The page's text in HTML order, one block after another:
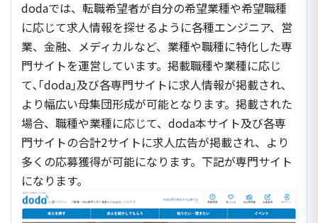
dodaでは、転職希望者が自分の希望業種や希望職種
に応じて求人情報を探せるように各種エンジニア、営
業、金融、メディカルなど、業種や職種に特化した専
門サイトを運営しています。掲載職種や業種に応じ
て､｢doda｣及び各専門サイトに求人情報が掲載され､
より幅広い母集団形成が可能となります。掲載された
場合、職種や業種に応じて、doda本サイト及び各専
門サイトの合計2サイトに求人広告が掲載され、より
多くの応募獲得が可能になります。下記が専門サイト
になります。